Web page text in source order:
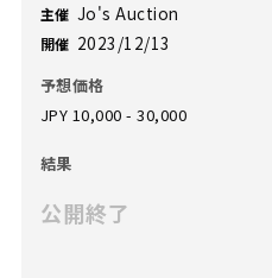
主催 Jo's Auction
開催 2023/12/13
予想価格
JPY 10,000 - 30,000
結果
公開終了